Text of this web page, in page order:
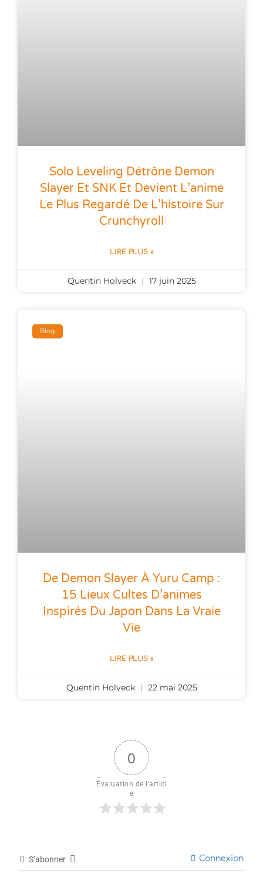
Solo Leveling Détrône Demon
Slayer Et SNK Et Devient L’anime
Le Plus Regardé De L’histoire Sur
Crunchyroll
LIRE PLUS »
Quentin Holveck 17 juin 2025
Blog
De Demon Slayer À Yuru Camp :
15 Lieux Cultes D’animes
Inspirés Du Japon Dans La Vraie
Vie
LIRE PLUS »
Quentin Holveck 22 mai 2025
0
Évaluation de l'articl
e
S’abonner Connexion